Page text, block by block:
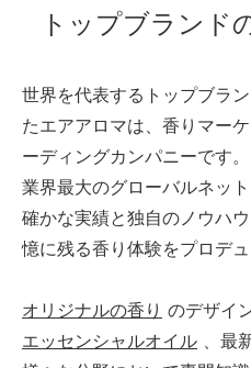
トップブランド
世界を代表するトップブラ
たエアアロマは、香りマー
ーディングカンパニーです。
業界最大のグローバルネッ
確かな実績と独自のノウハ
憶に残る香り体験をプロデュ
オリジナルの香り のデザイ
エッセンシャルオイル 、最